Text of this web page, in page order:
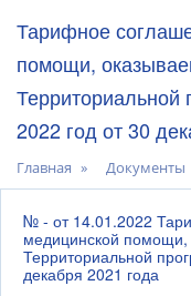
Тарифное
помощи,
2022 год от 30
Главная Документы
№ - от 14.01.2022
медицинской
Территориальной
декабря 2021 года